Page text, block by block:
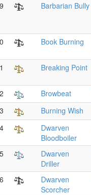
Barbarian Bully
Book Burning
Breaking Point
Browbeat
Burning Wish
Dwarven
Bloodboiler
Dwarven
Driller
Dwarven
Scorcher